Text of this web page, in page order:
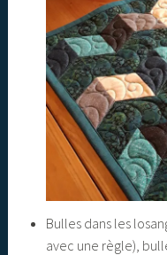
Bulles dans les
avec une règle),